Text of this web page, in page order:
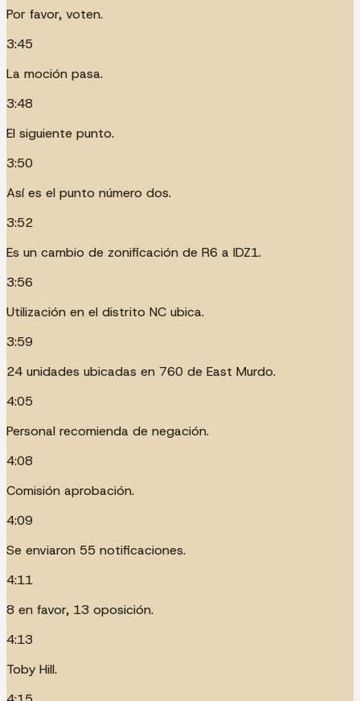
Por favor, voten.
3:45
La moción pasa.
3:48
El siguiente punto.
3:50
Así es el punto número dos.
3:52
Es un cambio de zonificación de R6 a IDZ1.
3:56
Utilización en el distrito NC ubica.
3:59
24 unidades ubicadas en 760 de East Murdo.
4:05
Personal recomienda de negación.
4:08
Comisión aprobación.
4:09
Se enviaron 55 notificaciones.
4:11
8 en favor, 13 oposición.
4:13
Toby Hill.